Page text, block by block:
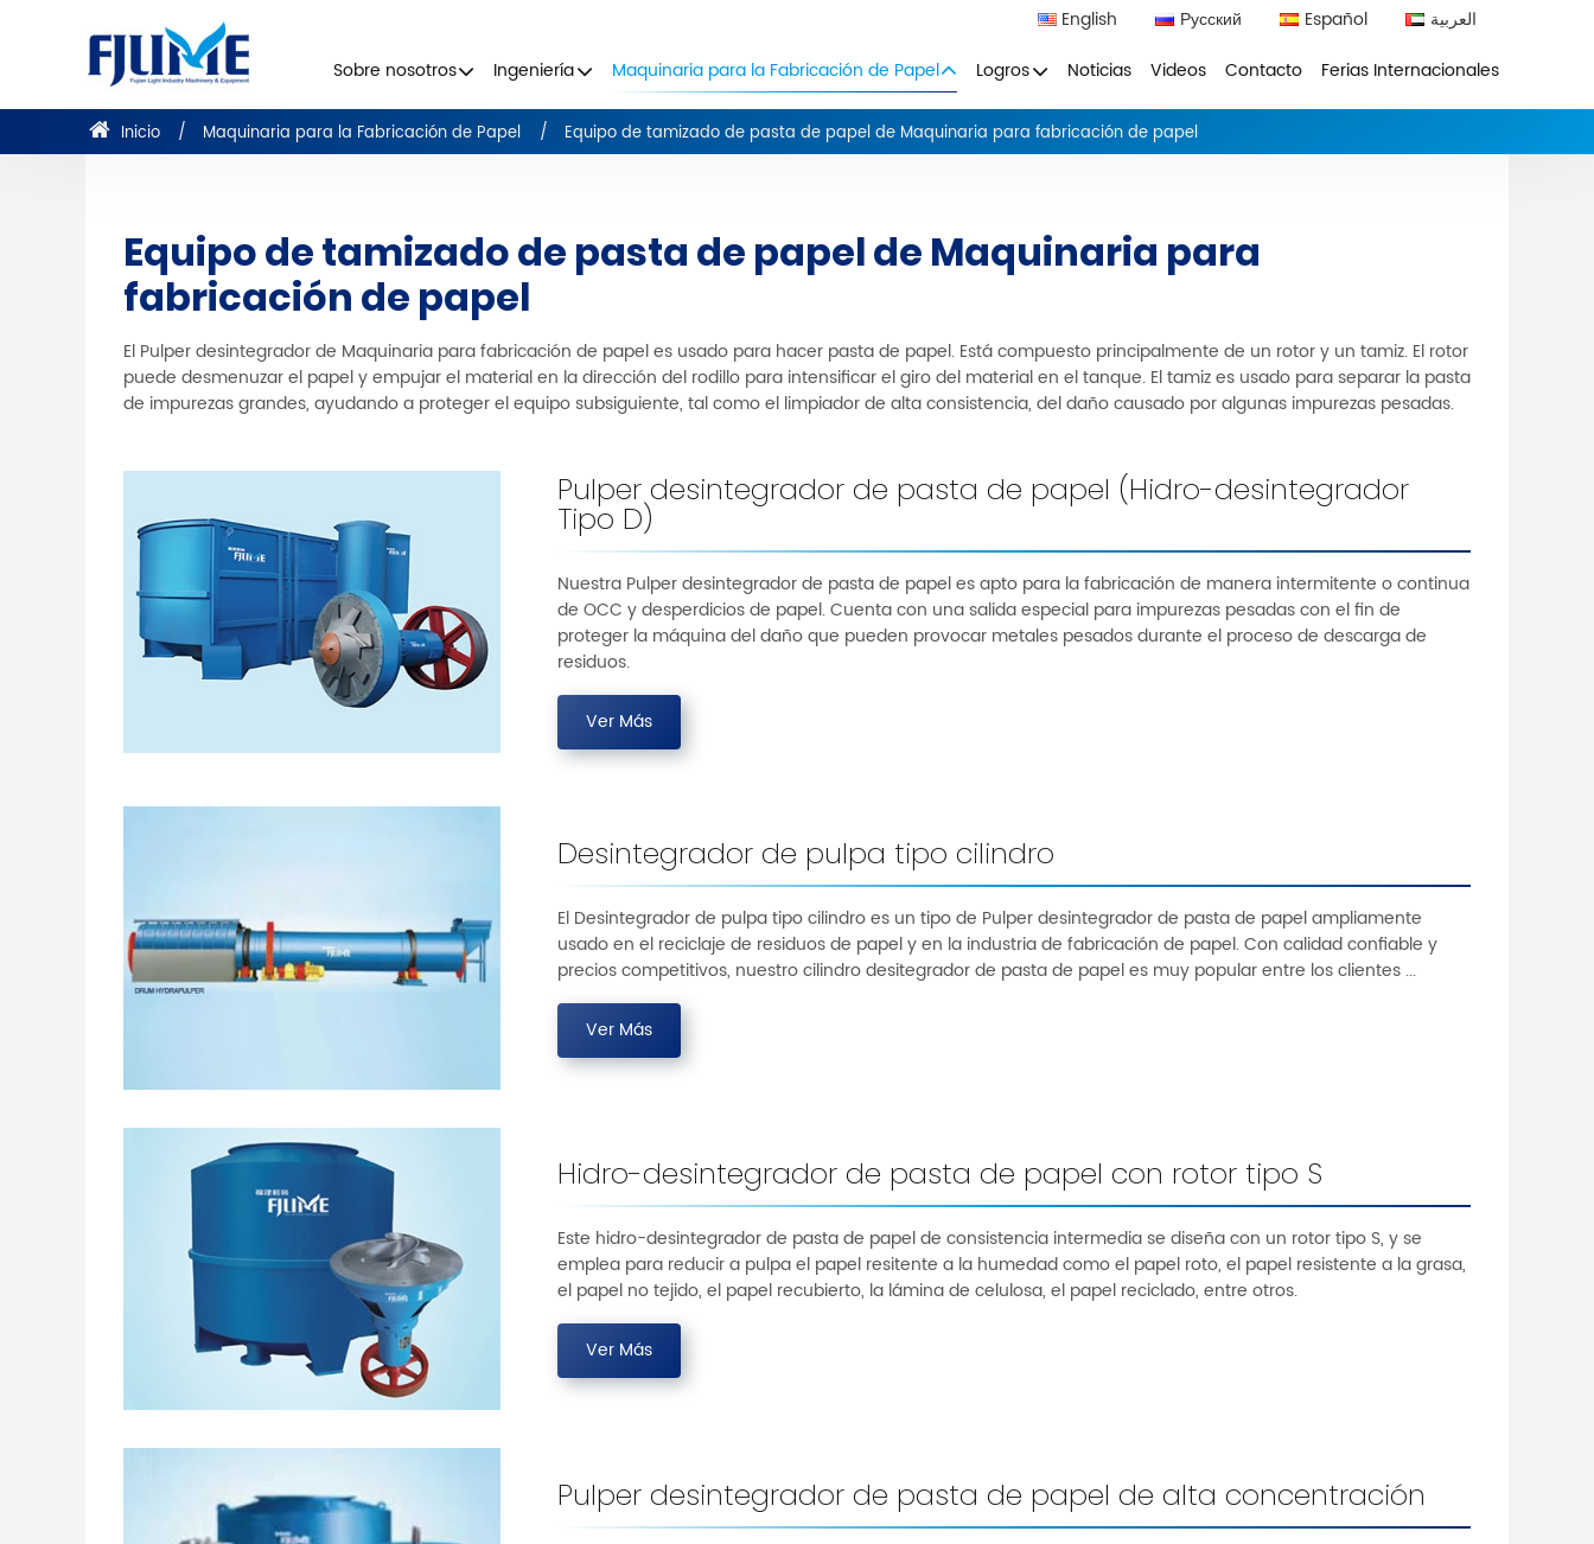
English Русский Español العربية
Sobre nosotros Ingeniería Maquinaria para la Fabricación de Papel Logros Noticias Videos Contacto Ferias Internacionales
Inicio Maquinaria para la Fabricación de Papel Equipo de tamizado de pasta de papel de Maquinaria para fabricación de papel
Equipo de tamizado de pasta de papel de Maquinaria para
fabricación de papel
El Pulper desintegrador de Maquinaria para fabricación de papel es usado para hacer pasta de papel. Está compuesto principalmente de un rotor y un tamiz. El rotor
puede desmenuzar el papel y empujar el material en la dirección del rodillo para intensificar el giro del material en el tanque. El tamiz es usado para separar la pasta
de impurezas grandes, ayudando a proteger el equipo subsiguiente, tal como el limpiador de alta consistencia, del daño causado por algunas impurezas pesadas.
Pulper desintegrador de pasta de papel (Hidro-desintegrador
Tipo D)
Nuestra Pulper desintegrador de pasta de papel es apto para la fabricación de manera intermitente o continua
de OCC y desperdicios de papel. Cuenta con una salida especial para impurezas pesadas con el fin de
proteger la máquina del daño que pueden provocar metales pesados durante el proceso de descarga de
residuos.
Ver Más
Desintegrador de pulpa tipo cilindro
El Desintegrador de pulpa tipo cilindro es un tipo de Pulper desintegrador de pasta de papel ampliamente
usado en el reciclaje de residuos de papel y en la industria de fabricación de papel. Con calidad confiable y
precios competitivos, nuestro cilindro desitegrador de pasta de papel es muy popular entre los clientes ...
Ver Más
Hidro-desintegrador de pasta de papel con rotor tipo S
Este hidro-desintegrador de pasta de papel de consistencia intermedia se diseña con un rotor tipo S, y se
emplea para reducir a pulpa el papel resitente a la humedad como el papel roto, el papel resistente a la grasa,
el papel no tejido, el papel recubierto, la lámina de celulosa, el papel reciclado, entre otros.
Ver Más
Pulper desintegrador de pasta de papel de alta concentración